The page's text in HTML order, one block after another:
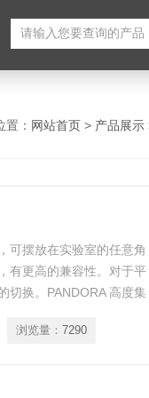
置： 网站首页 > 产品展示
可摆放在实验室的任意角
有更高的兼容性。对于平
切换。PANDORA 高度集
浏览量： 7290